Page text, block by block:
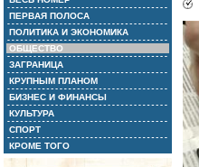
ПЕРВАЯ ПОЛОСА
ПОЛИТИКА И ЭКОНОМИКА
ОБЩЕСТВО
ЗАГРАНИЦА
КРУПНЫМ ПЛАНОМ
БИЗНЕС И ФИНАНСЫ
КУЛЬТУРА
СПОРТ
КРОМЕ ТОГО